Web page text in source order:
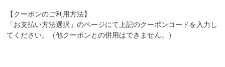
【クーポンのご利用方法】
「お支払い方法選択」のページにて上記のクーポンコードを入力し
てください。（他クーポンとの併用はできません。）